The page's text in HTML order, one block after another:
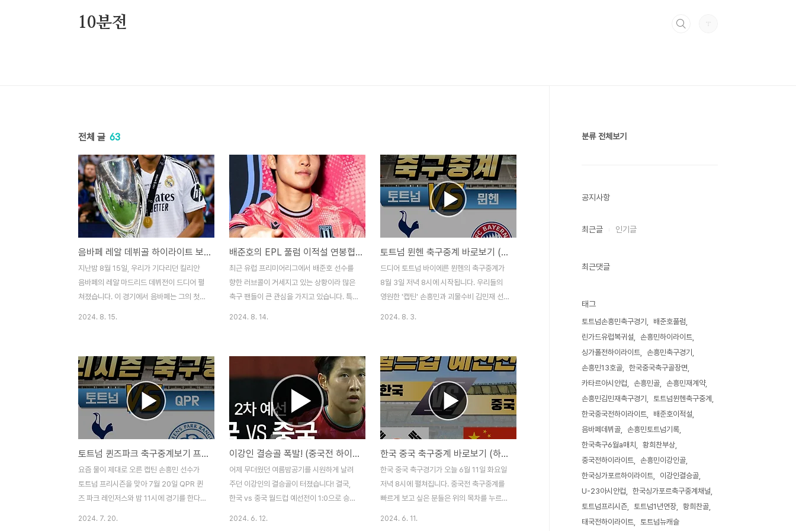
10분전
전체 글 63
음바페 레알 데뷔골 하이라이트 보기 (레알 마드리드 UEFA 슈퍼컵 우승까지!)
지난밤 8월 15일, 우리가 기다리던 킬리안
음바페의 레알 마드리드 데뷔전이 드디어 펼
쳐졌습니다. 이 경기에서 음바페는 그의 첫
아탈란타를 상대로 했으며, 레알 마드리드는
2-0 승리를 거두고 통산 6번째 슈퍼컵 우승
을 차지하는 영광을 누렸습니다.음바페의 레
알 마드리드 데뷔골 (하이라이트 보기) 음바
페는 이번 여름 이적 시장에서 파리 생제르맹
(PSG)을 떠나 레알 마드리드에 합류했습니
다. 그의 첫 경기는 그만큼 많은 기대를 모았
으며, 음바페는 이 기대에 부응하듯 경기에서
인상적인 모습을 보여주었는데요. 후반 24
분, 음바페는 주드 벨링엄..
2024. 8. 15.
배준호의 EPL 풀럼 이적설 연봉협상 금액은?
최근 유럽 프리미어리그에서 배준호 선수를
향한 러브콜이 거세지고 있는 상황이라 많은
축구 팬들이 큰 관심을 가지고 있습니다. 특
수의 플레이 분석과 향후 그의 이적이 어떻게
될지 한 번 알아보도록 하겠습니다.배준호,
EPL 풀럼 영입 가능성 배준호 선수의 잉글랜
드 프리미어리그(EPL) 풀럼 이적 가능성이
최근 뜨거운 이슈로 떠오르고 있습니다. 풀럼
은 배준호의 잠재력을 높이 평가하고 있으며,
그의 이적 협상 금액은 약 700만 유로로 예
상되고 있습니다. 위와같은 풀럼 이적가능성
에 대한 연봉 협상금액은 배준호의 기량과 시
장 가치를..
2024. 8. 14.
토트넘 뮌헨 축구중계 바로보기 (손흥민 김민재 축구경기 하이라이트)
드디어 토트넘 바이에른 뮌헨의 축구중계가
8월 3일 저녁 8시에 시작됩니다. 우리들의
영원한 '캡틴' 손흥민과 괴물수비 김민재 선
다시보기 힘들 수 있으니 어서 서둘러주세
요! 토트넘 뮌헨 축구중계 바로보기 아쉽게도
지상파 채널에서는 토트넘 뮌헨의 축구중계
권이 없어 시청을 하기 어려운데요. 하지만,
쿠팡플레이 이용자라면 축구중계를 바로 볼
수 있습니다. 쿠플 신규가입자라면 무료로 시
청도 가능한데요. 빨리 손흥민 김민재 축구경
기를 보시려면 위에서도 즉시 볼 수 있으니
빠르게 시청하시길 바랍니다. 토트넘 뮌헨 축
구경기력 분석 토트넘 홋스퍼와 ..
2024. 8. 3.
토트넘 퀸즈파크 축구중계보기 프리시즌 (손흥민 축구경기)
요즘 물이 제대로 오른 캡틴 손흥민 선수가
토트넘 프리시즌을 맞아 7월 20일 QPR 퀸
즈 파크 레인저스와 밤 11시에 경기를 한다고
2024. 7. 20.
이강인 결승골 폭발! (중국전 하이라이트 골장면 다시보기)
어제 무더웠던 여름밤공기를 시원하게 날려
주던 이강인의 결승골이 터졌습니다! 결국,
한국 vs 중국 월드컵 예선전이 1:0으로 승리
2024. 6. 12.
한국 중국 축구중계 바로보기 (하이라이트 골 다시보기)
한국 중국 축구경기가 오늘 6월 11일 화요일
저녁 8시에 펼쳐집니다. 중국전 축구중계를
빠르게 보고 싶은 분들은 위의 목차를 누르시
2024. 6. 11.
분류 전체보기
공지사항
최근글 인기글
최근댓글
태그
토트넘손흥민축구경기
배준호풀럼
린가드유럽복귀설
손흥민하이라이트
싱가폴전하이라이트
손흥민축구경기
손흥민13호골
한국중국축구골장면
카타르아시안컵
손흥민골
손흥민재계약
손흥민김민재축구경기
토트넘뮌헨축구중계
한국중국전하이라이트
배준호이적설
음바페데뷔골
손흥민토트넘기록
한국축구6월a매치
황희찬부상
중국전하이라이트
손흥민이강인골
한국싱가포르하이라이트
이강인결승골
U-23아시안컵
한국싱가포르축구중계채널
토트넘프리시즌
토트넘1년연장
황희찬골
태국전하이라이트
토트넘뉴캐슬